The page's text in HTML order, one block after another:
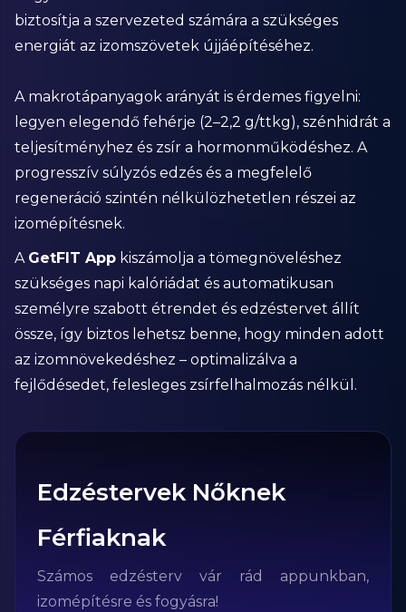
biztosítja a szervezeted számára a szükséges
energiát az izomszövetek újjáépítéséhez.
A makrotápanyagok arányát is érdemes figyelni:
legyen elegendő fehérje (2–2,2 g/ttkg), szénhidrát a
teljesítményhez és zsír a hormonműködéshez. A
progresszív súlyzós edzés és a megfelelő
regeneráció szintén nélkülözhetetlen részei az
izomépítésnek.
A GetFIT App kiszámolja a tömegnöveléshez
szükséges napi kalóriádat és automatikusan
személyre szabott étrendet és edzéstervet állít
össze, így biztos lehetsz benne, hogy minden adott
az izomnövekedéshez – optimalizálva a
fejlődésedet, felesleges zsírfelhalmozás nélkül.
Edzéstervek Nőknek
Férfiaknak
Számos edzésterv vár rád appunkban,
izomépítésre és fogyásra!